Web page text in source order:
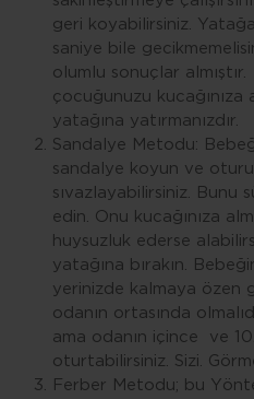
geri koyabilirsiniz.
saniye bile
olumlu sonuçlar
çocuğunuzu kucağınıza
yatağına yatırmanızdır.
Sandalye Metodu:
sandalye koyun ve
sıvazlayabilirsiniz. Bunu
edin. Onu kucağınıza
huysuzluk ederse
yatağına bırakın.
yerinizde kalmaya özen
odanın ortasında
ama odanın içince ve 10.
oturtabilirsiniz. Sizi.
Ferber Metodu; bu